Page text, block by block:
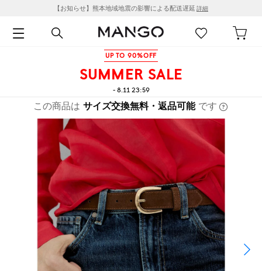
【お知らせ】熊本地域地震の影響による配送遅延 詳細
UP TO 90%OFF
SUMMER SALE
- 8.11 23:59
この商品は サイズ交換無料・返品可能 です